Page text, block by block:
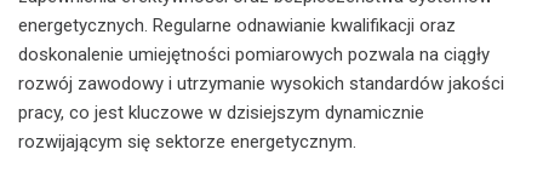
energetycznych. Regularne odnawianie kwalifikacji oraz
doskonalenie umiejętności pomiarowych pozwala na ciągły
rozwój zawodowy i utrzymanie wysokich standardów jakości
pracy, co jest kluczowe w dzisiejszym dynamicznie
rozwijającym się sektorze energetycznym.